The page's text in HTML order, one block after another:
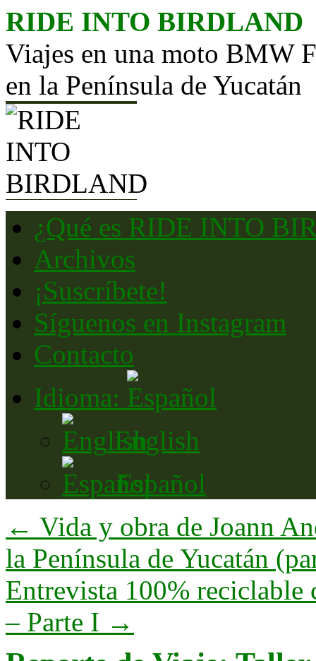
Saltar
RIDE INTO BIRDLAND
Viajes en una moto BMW
en la Península de Yucatán
¿Qué es RIDE INTO
Archivos
¡Suscríbete!
Síguenos en Instagram
Contacto
Idioma:
English
Español
← Vida y obra de Joann
la Península de Yucatán
Entrevista 100% reciclable
– Parte I →